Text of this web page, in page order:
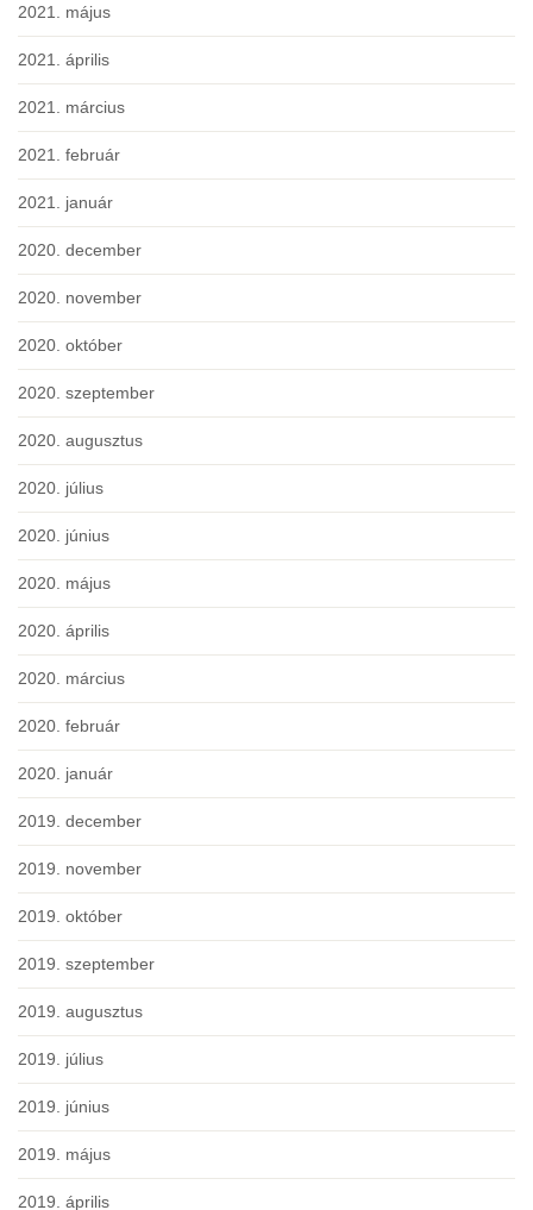
2021. május
2021. április
2021. március
2021. február
2021. január
2020. december
2020. november
2020. október
2020. szeptember
2020. augusztus
2020. július
2020. június
2020. május
2020. április
2020. március
2020. február
2020. január
2019. december
2019. november
2019. október
2019. szeptember
2019. augusztus
2019. július
2019. június
2019. május
2019. április